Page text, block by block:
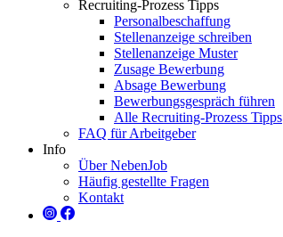
Recruiting-Prozess Tipps
Personalbeschaffung
Stellenanzeige schreiben
Stellenanzeige Muster
Zusage Bewerbung
Absage Bewerbung
Bewerbungsgespräch führen
Alle Recruiting-Prozess Tipps
FAQ für Arbeitgeber
Info
Über NebenJob
Häufig gestellte Fragen
Kontakt